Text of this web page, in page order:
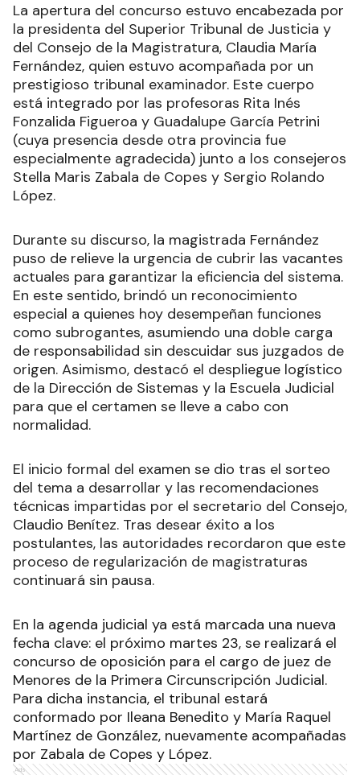
La apertura del concurso estuvo encabezada por
la presidenta del Superior Tribunal de Justicia y
del Consejo de la Magistratura, Claudia María
Fernández, quien estuvo acompañada por un
prestigioso tribunal examinador. Este cuerpo
está integrado por las profesoras Rita Inés
Fonzalida Figueroa y Guadalupe García Petrini
(cuya presencia desde otra provincia fue
especialmente agradecida) junto a los consejeros
Stella Maris Zabala de Copes y Sergio Rolando
López.
Durante su discurso, la magistrada Fernández
puso de relieve la urgencia de cubrir las vacantes
actuales para garantizar la eficiencia del sistema.
En este sentido, brindó un reconocimiento
especial a quienes hoy desempeñan funciones
como subrogantes, asumiendo una doble carga
de responsabilidad sin descuidar sus juzgados de
origen. Asimismo, destacó el despliegue logístico
de la Dirección de Sistemas y la Escuela Judicial
para que el certamen se lleve a cabo con
normalidad.
El inicio formal del examen se dio tras el sorteo
del tema a desarrollar y las recomendaciones
técnicas impartidas por el secretario del Consejo,
Claudio Benítez. Tras desear éxito a los
postulantes, las autoridades recordaron que este
proceso de regularización de magistraturas
continuará sin pausa.
En la agenda judicial ya está marcada una nueva
fecha clave: el próximo martes 23, se realizará el
concurso de oposición para el cargo de juez de
Menores de la Primera Circunscripción Judicial.
Para dicha instancia, el tribunal estará
conformado por Ileana Benedito y María Raquel
Martínez de González, nuevamente acompañadas
por Zabala de Copes y López.
Ads